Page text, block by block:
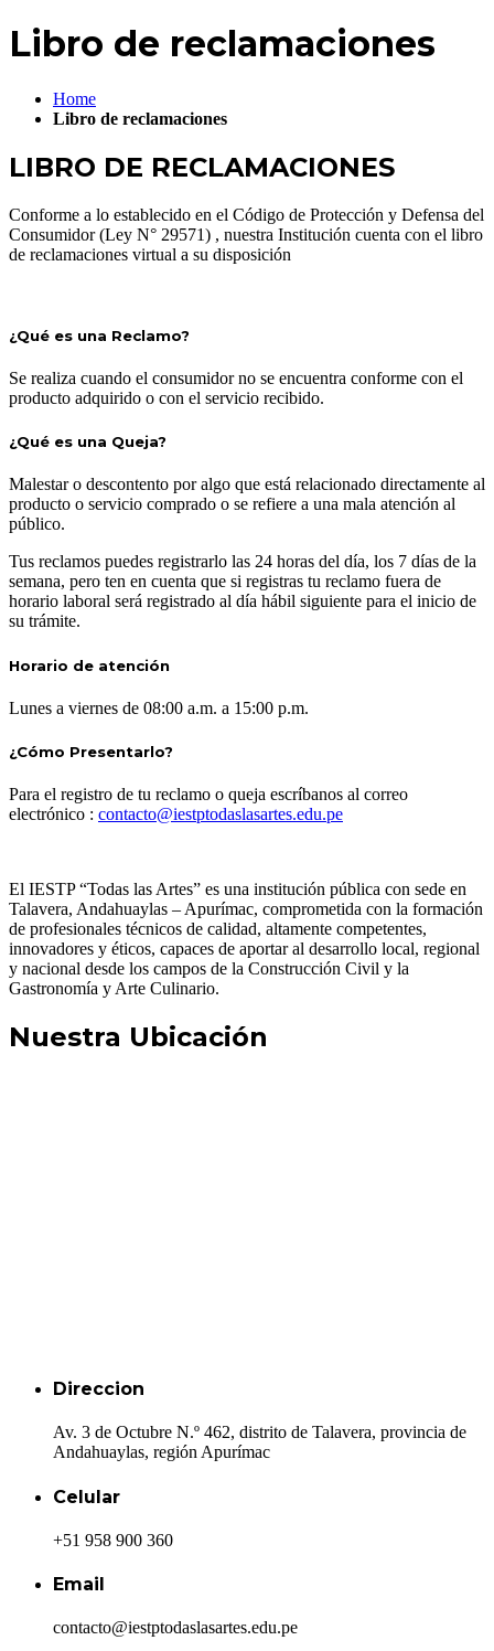
Libro de reclamaciones
Home
Libro de reclamaciones
LIBRO DE RECLAMACIONES
Conforme a lo establecido en el Código de Protección y Defensa del
Consumidor (Ley N° 29571) , nuestra Institución cuenta con el libro
de reclamaciones virtual a su disposición
¿Qué es una Reclamo?
Se realiza cuando el consumidor no se encuentra conforme con el
producto adquirido o con el servicio recibido.
¿Qué es una Queja?
Malestar o descontento por algo que está relacionado directamente al
producto o servicio comprado o se refiere a una mala atención al
público.
Tus reclamos puedes registrarlo las 24 horas del día, los 7 días de la
semana, pero ten en cuenta que si registras tu reclamo fuera de
horario laboral será registrado al día hábil siguiente para el inicio de
su trámite.
Horario de atención
Lunes a viernes de 08:00 a.m. a 15:00 p.m.
¿Cómo Presentarlo?
Para el registro de tu reclamo o queja escríbanos al correo
electrónico : contacto@iestptodaslasartes.edu.pe
El IESTP “Todas las Artes” es una institución pública con sede en
Talavera, Andahuaylas – Apurímac, comprometida con la formación
de profesionales técnicos de calidad, altamente competentes,
innovadores y éticos, capaces de aportar al desarrollo local, regional
y nacional desde los campos de la Construcción Civil y la
Gastronomía y Arte Culinario.
Nuestra Ubicación
Direccion
Av. 3 de Octubre N.º 462, distrito de Talavera, provincia de
Andahuaylas, región Apurímac
Celular
+51 958 900 360
Email
contacto@iestptodaslasartes.edu.pe